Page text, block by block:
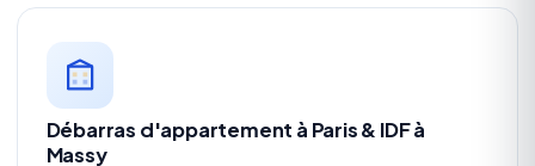
Débarras d'appartement à Paris & IDF à
Massy